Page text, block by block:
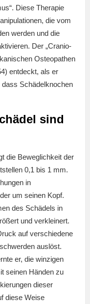
Diese Therapie
die vom
werden und die
Der „Cranio-
Osteopathen
entdeckt, als er
Schädelknochen
sind
die Beweglichkeit der
0,1 bis 1 mm.
in
um seinen Kopf.
des Schädels in
und verkleinert.
auf verschiedene
auslöst.
er, die winzigen
seinen Händen zu
dieser
diese Weise